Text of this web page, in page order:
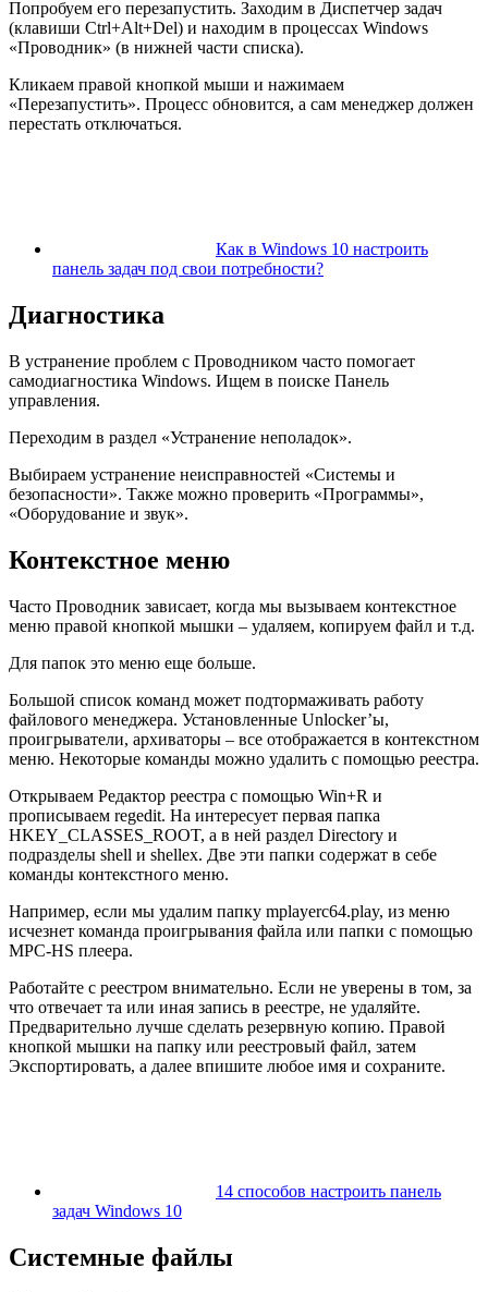
Попробуем его перезапустить. Заходим в Диспетчер задач
(клавиши Ctrl+Alt+Del) и находим в процессах Windows
«Проводник» (в нижней части списка).
Кликаем правой кнопкой мыши и нажимаем
«Перезапустить». Процесс обновится, а сам менеджер должен
перестать отключаться.
Как в Windows 10 настроить
панель задач под свои потребности?
Диагностика
В устранение проблем с Проводником часто помогает
самодиагностика Windows. Ищем в поиске Панель
управления.
Переходим в раздел «Устранение неполадок».
Выбираем устранение неисправностей «Системы и
безопасности». Также можно проверить «Программы»,
«Оборудование и звук».
Контекстное меню
Часто Проводник зависает, когда мы вызываем контекстное
меню правой кнопкой мышки – удаляем, копируем файл и т.д.
Для папок это меню еще больше.
Большой список команд может подтормаживать работу
файлового менеджера. Установленные Unlocker’ы,
проигрыватели, архиваторы – все отображается в контекстном
меню. Некоторые команды можно удалить с помощью реестра.
Открываем Редактор реестра с помощью Win+R и
прописываем regedit. На интересует первая папка
HKEY_CLASSES_ROOT, а в ней раздел Directory и
подразделы shell и shellex. Две эти папки содержат в себе
команды контекстного меню.
Например, если мы удалим папку mplayerc64.play, из меню
исчезнет команда проигрывания файла или папки с помощью
MPC-HS плеера.
Работайте с реестром внимательно. Если не уверены в том, за
что отвечает та или иная запись в реестре, не удаляйте.
Предварительно лучше сделать резервную копию. Правой
кнопкой мышки на папку или реестровый файл, затем
Экспортировать, а далее впишите любое имя и сохраните.
14 способов настроить панель
задач Windows 10
Системные файлы